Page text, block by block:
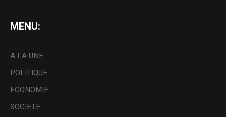
MENU:
A LA UNE
POLITIQUE
ECONOMIE
SOCIETE